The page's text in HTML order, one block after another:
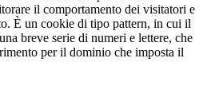
il comportamento dei visitatori e
È un cookie di tipo pattern, in cui il
breve serie di numeri e lettere, che
per il dominio che imposta il